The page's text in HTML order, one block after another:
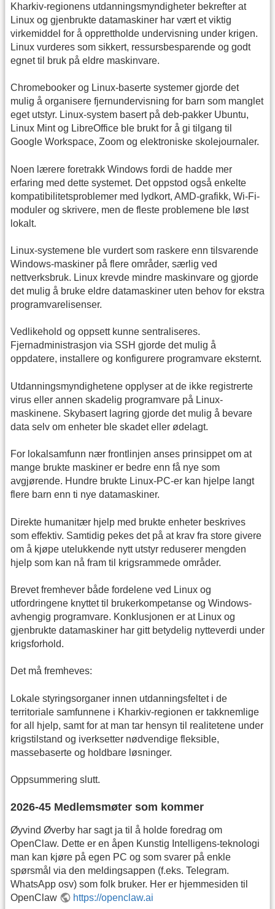
Kharkiv-regionens utdanningsmyndigheter bekrefter at
Linux og gjenbrukte datamaskiner har vært et viktig
virkemiddel for å opprettholde undervisning under krigen.
Linux vurderes som sikkert, ressursbesparende og godt
egnet til bruk på eldre maskinvare.
Chromebooker og Linux-baserte systemer gjorde det
mulig å organisere fjernundervisning for barn som manglet
eget utstyr. Linux-system basert på deb-pakker Ubuntu,
Linux Mint og LibreOffice ble brukt for å gi tilgang til
Google Workspace, Zoom og elektroniske skolejournaler.
Noen lærere foretrakk Windows fordi de hadde mer
erfaring med dette systemet. Det oppstod også enkelte
kompatibilitetsproblemer med lydkort, AMD-grafikk, Wi-Fi-
moduler og skrivere, men de fleste problemene ble løst
lokalt.
Linux-systemene ble vurdert som raskere enn tilsvarende
Windows-maskiner på flere områder, særlig ved
nettverksbruk. Linux krevde mindre maskinvare og gjorde
det mulig å bruke eldre datamaskiner uten behov for ekstra
programvarelisenser.
Vedlikehold og oppsett kunne sentraliseres.
Fjernadministrasjon via SSH gjorde det mulig å
oppdatere, installere og konfigurere programvare eksternt.
Utdanningsmyndighetene opplyser at de ikke registrerte
virus eller annen skadelig programvare på Linux-
maskinene. Skybasert lagring gjorde det mulig å bevare
data selv om enheter ble skadet eller ødelagt.
For lokalsamfunn nær frontlinjen anses prinsippet om at
mange brukte maskiner er bedre enn få nye som
avgjørende. Hundre brukte Linux-PC-er kan hjelpe langt
flere barn enn ti nye datamaskiner.
Direkte humanitær hjelp med brukte enheter beskrives
som effektiv. Samtidig pekes det på at krav fra store givere
om å kjøpe utelukkende nytt utstyr reduserer mengden
hjelp som kan nå fram til krigsrammede områder.
Brevet fremhever både fordelene ved Linux og
utfordringene knyttet til brukerkompetanse og Windows-
avhengig programvare. Konklusjonen er at Linux og
gjenbrukte datamaskiner har gitt betydelig nytteverdi under
krigsforhold.
Det må fremheves:
Lokale styringsorganer innen utdanningsfeltet i de
territoriale samfunnene i Kharkiv-regionen er takknemlige
for all hjelp, samt for at man tar hensyn til realitetene under
krigstilstand og iverksetter nødvendige fleksible,
massebaserte og holdbare løsninger.
Oppsummering slutt.
2026-45 Medlemsmøter som kommer
Øyvind Øverby har sagt ja til å holde foredrag om
OpenClaw. Dette er en åpen Kunstig Intelligens-teknologi
man kan kjøre på egen PC og som svarer på enkle
spørsmål via den meldingsappen (f.eks. Telegram.
WhatsApp osv) som folk bruker. Her er hjemmesiden til
OpenClaw
https://openclaw.ai